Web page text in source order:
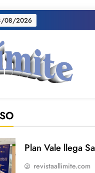
08/2026
Plan Vale llega
revistaallimite.com